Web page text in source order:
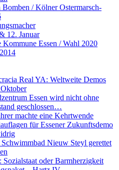
/ Kölner Ostermarsch-
12. Januar
Essen / Wahl 2020
Real YA: Weltweite Demos
Essen wird nicht ohne
geschlossen…
machte eine Kehrtwende
für Essener Zukunftsdemo
Nieuw Steyl gerettet
Sozialstaat oder Barmherzigkeit